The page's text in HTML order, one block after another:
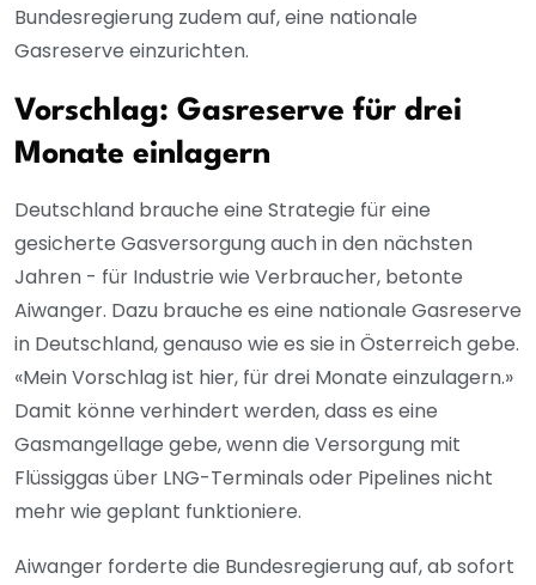
Bundesregierung zudem auf, eine nationale
Gasreserve einzurichten.
Vorschlag: Gasreserve für drei
Monate einlagern
Deutschland brauche eine Strategie für eine
gesicherte Gasversorgung auch in den nächsten
Jahren - für Industrie wie Verbraucher, betonte
Aiwanger. Dazu brauche es eine nationale Gasreserve
in Deutschland, genauso wie es sie in Österreich gebe.
«Mein Vorschlag ist hier, für drei Monate einzulagern.»
Damit könne verhindert werden, dass es eine
Gasmangellage gebe, wenn die Versorgung mit
Flüssiggas über LNG-Terminals oder Pipelines nicht
mehr wie geplant funktioniere.
Aiwanger forderte die Bundesregierung auf, ab sofort